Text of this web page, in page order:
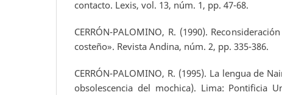
contacto. Lexis, vol. 13, núm. 1, pp. 47-68.
CERRÓN-PALOMINO, R. (1990).
costeño». Revista Andina, núm. 2, pp. 335-386.
CERRÓN-PALOMINO, R. (1995). La lengua de
obsolescencia del mochica). Lima: Pontificia